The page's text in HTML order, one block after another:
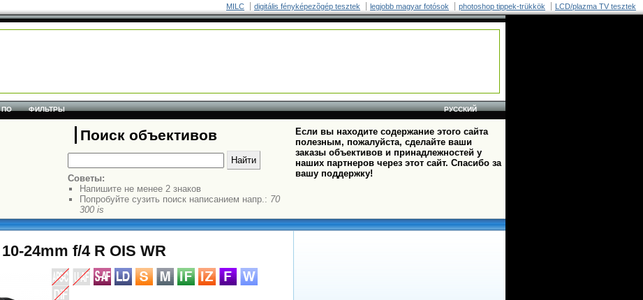
MILC digitális fényképezõgép tesztek legjobb magyar fotósok photoshop tippek-trükkök LCD/plazma TV tesztek
РУССКИЙ
ПО ФИЛЬТРЫ
Поиск объективов
Советы:
Напишите не менее 2 знаков
Попробуйте сузить поиск написанием напр.: 70
300 is
Если вы находите содержание этого сайта
полезным, пожалуйста, сделайте ваши
заказы объективов и принадлежностей у
наших партнеров через этот сайт. Спасибо за
вашу поддержку!
24mm f/4 R OIS WR